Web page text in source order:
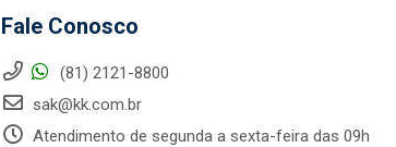
Fale Conosco
(81) 2121-8800
sak@kk.com.br
Atendimento de segunda a sexta-feira das 09h